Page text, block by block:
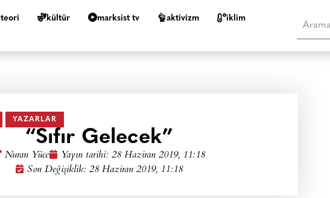
teori kültür marksist tv aktivizm i̇klim
YAZARLAR
“Sıfır Gelecek”
Nuran Yüce Yayın tarihi: 28 Haziran 2019, 11:18
Son Değişiklik: 28 Haziran 2019, 11:18